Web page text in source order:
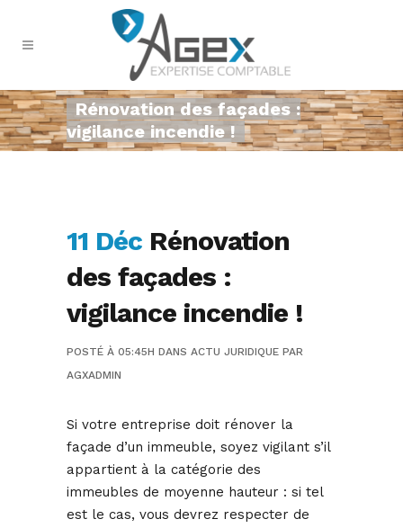
Rénovation des façades :
vigilance incendie !
11 Déc Rénovation
des façades :
vigilance incendie !
POSTÉ À 05:45H DANS ACTU JURIDIQUE PAR
AGXADMIN
Si votre entreprise doit rénover la
façade d’un immeuble, soyez vigilant s’il
appartient à la catégorie des
immeubles de moyenne hauteur : si tel
est le cas, vous devrez respecter de